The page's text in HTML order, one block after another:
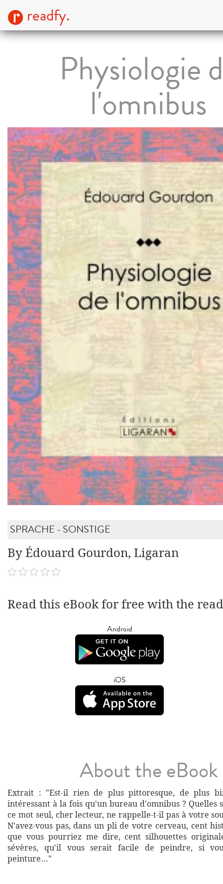
readfy.
Physiologie
l'omnibus
SPRACHE - SONSTIGE
By Édouard Gourdon, Ligaran
Read this eBook for free with the
Android
iOS
About the eBook
Extrait : "Est-il rien de plus pittoresque, de plus
intéressant à la fois qu'un bureau d'omnibus ? Quelles
ce mot seul, cher lecteur, ne rappelle-t-il pas à votre
N'avez-vous pas, dans un pli de votre cerveau, cent
que vous pourriez me dire, cent silhouettes
sévères, qu'il vous serait facile de peindre, si
peinture..."